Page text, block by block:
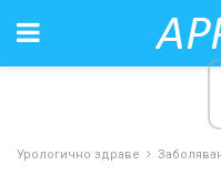
Урологично здраве